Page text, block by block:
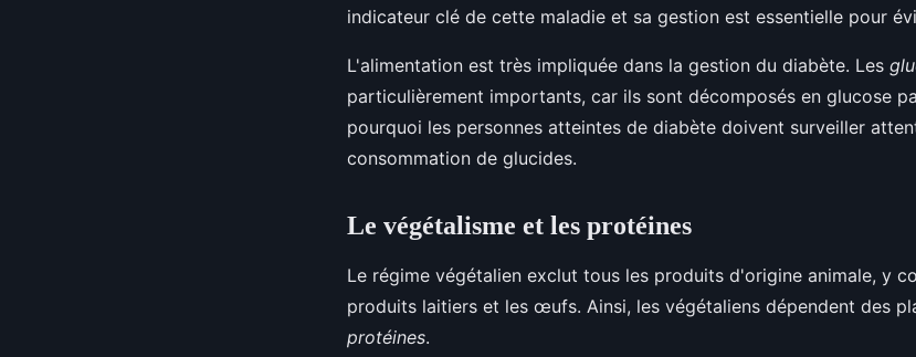
indicateur clé de cette maladie et sa gestion est essentielle pour
L'alimentation est très impliquée dans la gestion du diabète. Les
particulièrement importants, car ils sont décomposés en glucose
pourquoi les personnes atteintes de diabète doivent surveiller
consommation de glucides.
Le végétalisme et les protéines
Le régime végétalien exclut tous les produits d'origine animale, y
produits laitiers et les œufs. Ainsi, les végétaliens dépendent des
protéines.